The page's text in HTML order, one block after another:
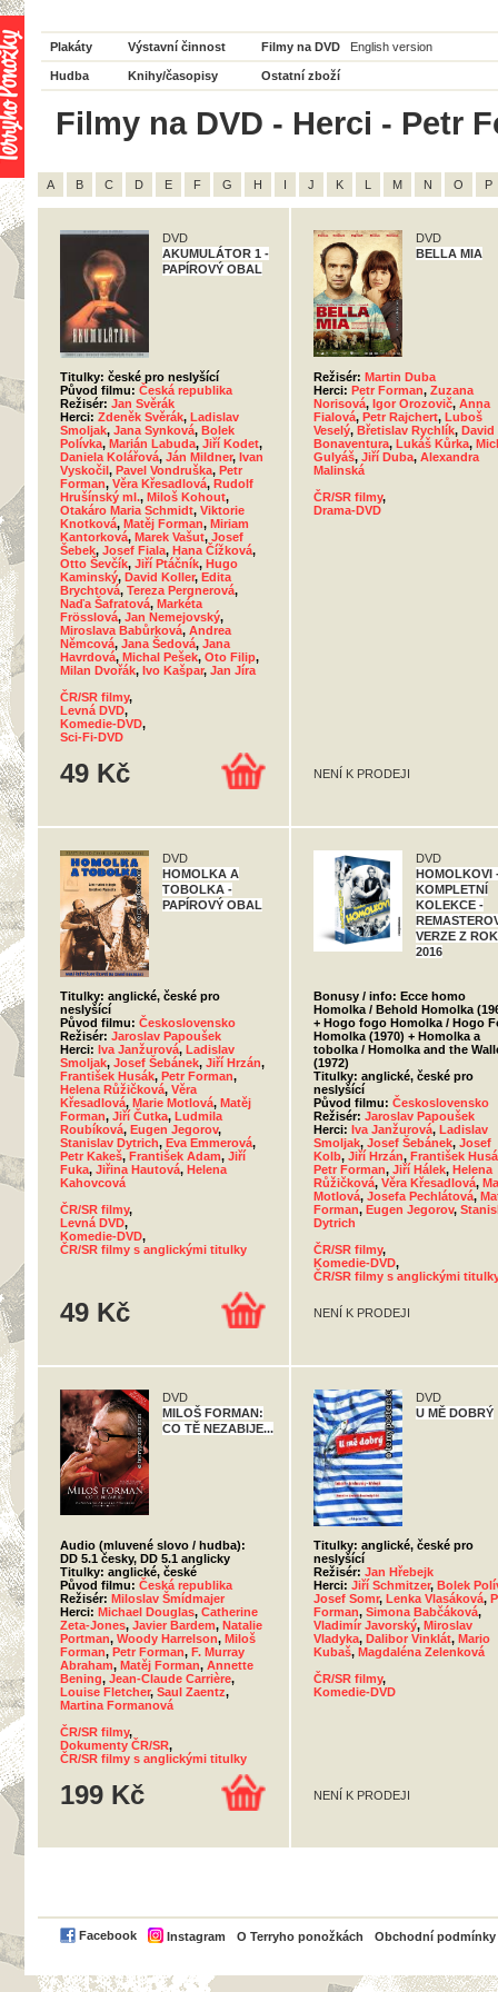
Plakáty Výstavní činnost Filmy na DVD English version
Hudba Knihy/časopisy Ostatní zboží
Filmy na DVD - Herci - Petr
A B C D E F G H I J K L M N O P
DVD
AKUMULÁTOR 1 -
PAPÍROVÝ OBAL
Titulky: české pro neslyšící
Původ filmu: Česká republika
Režisér: Jan Svěrák
Herci: Zdeněk Svěrák, Ladislav
Smoljak, Jana Synková, Bolek
Polívka, Marián Labuda, Jiří Kodet,
Daniela Kolářová, Ján Mildner, Ivan
Vyskočil, Pavel Vondruška, Petr
Forman, Věra Křesadlová, Rudolf
Hrušínský ml., Miloš Kohout,
Otakáro Maria Schmidt, Viktorie
Knotková, Matěj Forman, Miriam
Kantorková, Marek Vašut, Josef
Šebek, Josef Fiala, Hana Čížková,
Otto Ševčík, Jiří Ptáčník, Hugo
Kaminský, David Koller, Edita
Brychtová, Tereza Pergnerová,
Naďa Šafratová, Markéta
Frösslová, Jan Nemejovský,
Miroslava Babůrková, Andrea
Němcová, Jana Šedová, Jana
Havrdová, Michal Pešek, Oto Filip,
Milan Dvořák, Ivo Kašpar, Jan Jíra
ČR/SR filmy,
Levná DVD,
Komedie-DVD,
Sci-Fi-DVD
49 Kč
DVD
BELLA MIA
Režisér: Martin Duba
Herci: Petr Forman, Zuzana
Norisová, Igor Orozovič, Anna
Fialová, Petr Rajchert, Luboš
Veselý, Břetislav Rychlík, David
Bonaventura, Lukáš Kůrka,
Gulyáš, Jiří Duba, Alexandra
Malinská
ČR/SR filmy,
Drama-DVD
NENÍ K PRODEJI
DVD
HOMOLKA A
TOBOLKA -
PAPÍROVÝ OBAL
Titulky: anglické, české pro
neslyšící
Původ filmu: Československo
Režisér: Jaroslav Papoušek
Herci: Iva Janžurová, Ladislav
Smoljak, Josef Šebánek, Jiří Hrzán,
František Husák, Petr Forman,
Helena Růžičková, Věra
Křesadlová, Marie Motlová, Matěj
Forman, Jiří Čutka, Ludmila
Roubíková, Eugen Jegorov,
Stanislav Dytrich, Eva Emmerová,
Petr Kakeš, František Adam, Jiří
Fuka, Jiřina Hautová, Helena
Kahovcová
ČR/SR filmy,
Levná DVD,
Komedie-DVD,
ČR/SR filmy s anglickými titulky
49 Kč
DVD
HOMOLKOVI
KOMPLETNÍ
KOLEKCE -
VERZE Z
2016
Bonusy / info: Ecce homo
Homolka / Behold Homolka
+ Hogo fogo Homolka / Hogo
Homolka (1970) + Homolka a
tobolka / Homolka and the
(1972)
Titulky: anglické, české pro
neslyšící
Původ filmu: Československo
Režisér: Jaroslav Papoušek
Herci: Iva Janžurová, Ladislav
Smoljak, Josef Šebánek, Josef
Kolb, Jiří Hrzán, František
Petr Forman, Jiří Hálek, Helena
Růžičková, Věra Křesadlová,
Motlová, Josefa Pechlátová,
Forman, Eugen Jegorov,
Dytrich
ČR/SR filmy,
Komedie-DVD,
ČR/SR filmy s anglickými
NENÍ K PRODEJI
DVD
MILOŠ FORMAN:
CO TĚ NEZABIJE...
Audio (mluvené slovo / hudba):
DD 5.1 česky, DD 5.1 anglicky
Titulky: anglické, české
Původ filmu: Česká republika
Režisér: Miloslav Šmídmajer
Herci: Michael Douglas, Catherine
Zeta-Jones, Javier Bardem, Natalie
Portman, Woody Harrelson, Miloš
Forman, Petr Forman, F. Murray
Abraham, Matěj Forman, Annette
Bening, Jean-Claude Carrière,
Louise Fletcher, Saul Zaentz,
Martina Formanová
ČR/SR filmy,
Dokumenty ČR/SR,
ČR/SR filmy s anglickými titulky
199 Kč
DVD
U MĚ DOBRÝ
Titulky: anglické, české pro
neslyšící
Režisér: Jan Hřebejk
Herci: Jiří Schmitzer, Bolek
Josef Somr, Lenka Vlasáková,
Forman, Simona Babčáková,
Vladimír Javorský, Miroslav
Vladyka, Dalibor Vinklát, Mario
Kubaš, Magdaléna Zelenková
ČR/SR filmy,
Komedie-DVD
NENÍ K PRODEJI
Facebook Instagram O Terryho ponožkách Obchodní podmínky
PayPal